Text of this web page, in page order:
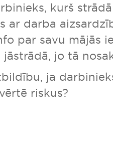
kurš
ar darba
par savu mājās
jo tā
ja
riskus?